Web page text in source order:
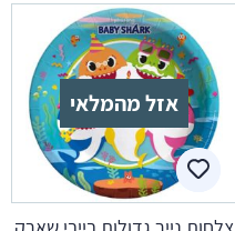
אזל מהמלאי